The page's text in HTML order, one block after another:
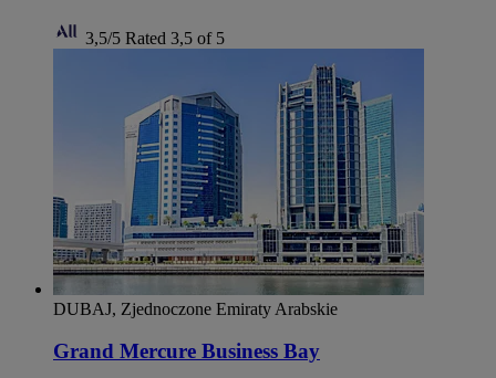
3,5/5 Rated 3,5 of 5
DUBAJ, Zjednoczone Emiraty Arabskie
Grand Mercure Business Bay